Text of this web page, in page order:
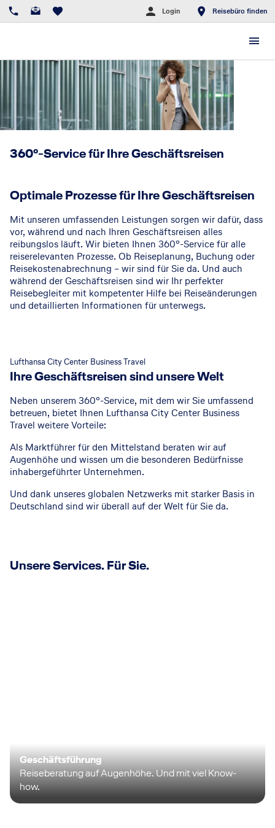
Login Reisebüro finden
360°-Service für Ihre Geschäftsreisen
Optimale Prozesse für Ihre Geschäftsreisen
Mit unseren umfassenden Leistungen sorgen wir dafür, dass
vor, während und nach Ihren Geschäftsreisen alles
reibungslos läuft. Wir bieten Ihnen 360°-Service für alle
reiserelevanten Prozesse. Ob Reiseplanung, Buchung oder
Reisekostenabrechnung – wir sind für Sie da. Und auch
während der Geschäftsreisen sind wir Ihr perfekter
Reisebegleiter mit kompetenter Hilfe bei Reiseänderungen
und detaillierten Informationen für unterwegs.
Lufthansa City Center Business Travel
Ihre Geschäftsreisen sind unsere Welt
Neben unserem 360°-Service, mit dem wir Sie umfassend
betreuen, bietet Ihnen Lufthansa City Center Business
Travel weitere Vorteile:
Als Marktführer für den Mittelstand beraten wir auf
Augenhöhe und wissen um die besonderen Bedürfnisse
inhabergeführter Unternehmen.
Und dank unseres globalen Netzwerks mit starker Basis in
Deutschland sind wir überall auf der Welt für Sie da.
Unsere Services. Für Sie.
Geschäftsführung
Reiseberatung auf Augenhöhe. Und mit viel Know-
how.